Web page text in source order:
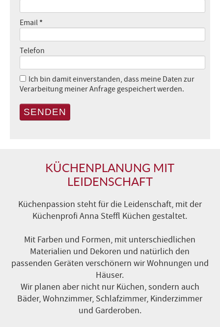
Email *
Telefon
Ich bin damit einverstanden, dass meine Daten zur
Verarbeitung meiner Anfrage gespeichert werden.
SENDEN
KÜCHENPLANUNG MIT
LEIDENSCHAFT
Küchenpassion steht für die Leidenschaft, mit der
Küchenprofi Anna Steffl Küchen gestaltet.
Mit Farben und Formen, mit unterschiedlichen
Materialien und Dekoren und natürlich den
passenden Geräten verschönern wir Wohnungen und
Häuser.
Wir planen aber nicht nur Küchen, sondern auch
Bäder, Wohnzimmer, Schlafzimmer, Kinderzimmer
und Garderoben.